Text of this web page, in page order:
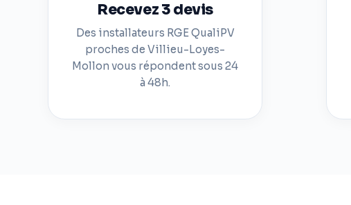
Recevez 3 devis
Des installateurs RGE QualiPV
proches de Villieu-Loyes-
Mollon vous répondent sous 24
à 48h.